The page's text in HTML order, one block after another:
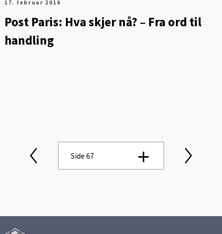
17. februar 2016
Post Paris: Hva skjer nå? – Fra ord til
handling
Side 67